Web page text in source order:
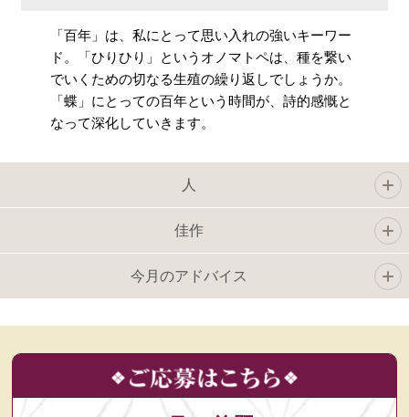
「百年」は、私にとって思い入れの強いキーワー
ド。「ひりひり」というオノマトペは、種を繋い
でいくための切なる生殖の繰り返しでしょうか。
「蝶」にとっての百年という時間が、詩的感慨と
なって深化していきます。
人
佳作
今月のアドバイス